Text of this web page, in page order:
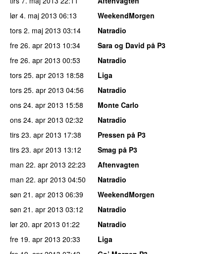
lør 4. maj 2013 06:13
WeekendMorgen
tors 2. maj 2013 03:14
Natradio
fre 26. apr 2013 10:34
Sara og David på P3
fre 26. apr 2013 00:53
Natradio
tors 25. apr 2013 18:58
Liga
tors 25. apr 2013 04:56
Natradio
ons 24. apr 2013 15:58
Monte Carlo
ons 24. apr 2013 02:32
Natradio
tirs 23. apr 2013 17:38
Pressen på P3
tirs 23. apr 2013 13:12
Smag på P3
man 22. apr 2013 22:23
Aftenvagten
man 22. apr 2013 04:50
Natradio
søn 21. apr 2013 06:39
WeekendMorgen
søn 21. apr 2013 03:12
Natradio
lør 20. apr 2013 01:22
Natradio
fre 19. apr 2013 20:33
Liga